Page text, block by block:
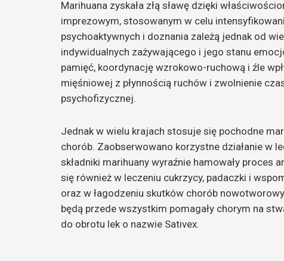
Marihuana zyskała złą sławę dzięki
imprezowym, stosowanym w celu
psychoaktywnych i doznania zależą jednak od
indywidualnych zażywającego i jego stanu
pamięć, koordynację wzrokowo-ruchową i źle
mięśniowej z płynnością ruchów i zwolnienie
psychofizycznej.
Jednak w wielu krajach stosuje się pochodne
chorób. Zaobserwowano korzystne działanie w
składniki marihuany wyraźnie hamowały proces
się również w leczeniu cukrzycy, padaczki i
oraz w łagodzeniu skutków chorób
będą przede wszystkim pomagały chorym na
do obrotu lek o nazwie Sativex.